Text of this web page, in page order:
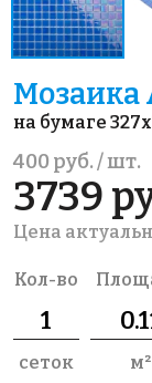
Мозаика
на бумаге
400 руб. / шт.
3739
Цена
Кол-во
сеток м²